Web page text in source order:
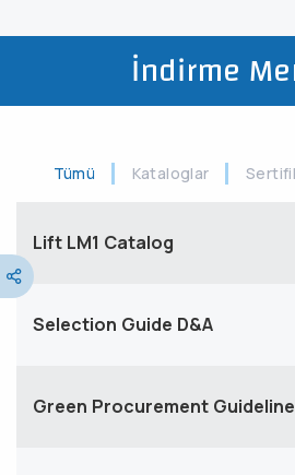
İndirme
Tümü Kataloglar
Lift LM1 Catalog
Selection Guide D&A
Green Procurement